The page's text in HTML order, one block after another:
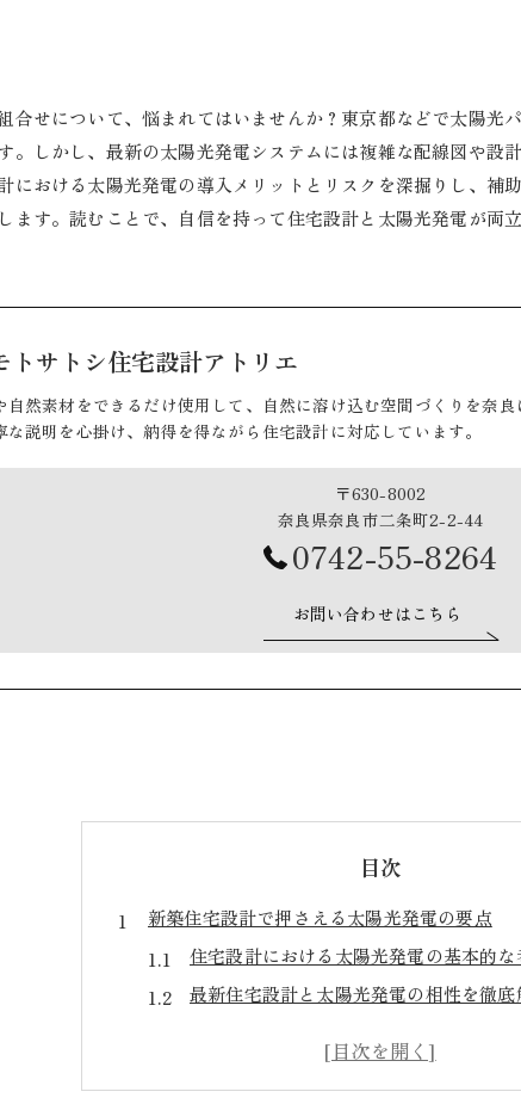
合せについて、悩まれてはいませんか？東京都などで太陽
。しかし、最新の太陽光発電システムには複雑な配線図や
における太陽光発電の導入メリットとリスクを深掘りし、
ます。読むことで、自信を持って住宅設計と太陽光発電が両
トサトシ住宅設計アトリエ
自然素材をできるだけ使用して、自然に溶け込む空間づくりを奈
な説明を心掛け、納得を得ながら住宅設計に対応しています。
〒630-8002
奈良県奈良市二条町2-2-44
0742-55-8264
お問い合わせはこちら
目次
新築住宅設計で押さえる太陽光発電の要点
住宅設計における太陽光発電の基本的な
最新住宅設計と太陽光発電の相性を徹底
住宅設計で意識すべき省エネと太陽光発